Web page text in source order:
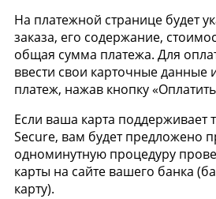
На платежной странице будет
заказа, его содержание,
общая сумма платежа. Для
ввести свои карточные данные
платеж, нажав кнопку
Если ваша карта поддерживает
Secure, вам будет предложено
одноминутную процедуру
карты на сайте вашего банка
карту).